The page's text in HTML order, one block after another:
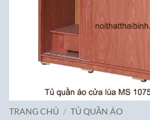
TRANG CHỦ / TỦ QUẦN ÁO